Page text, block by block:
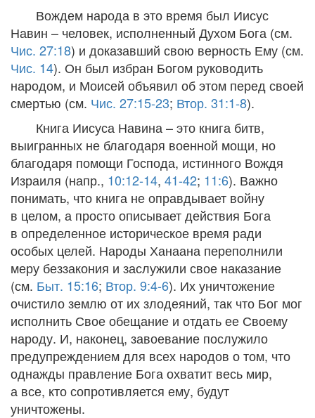
Вождем народа в это время был Иисус
Навин – человек, исполненный Духом Бога (см.
Чис. 27:18) и доказавший свою верность Ему (см.
Чис. 14). Он был избран Богом руководить
народом, и Моисей объявил об этом перед своей
смертью (см. Чис. 27:15-23; Втор. 31:1-8).
Книга Иисуса Навина – это книга битв,
выигранных не благодаря военной мощи, но
благодаря помощи Господа, истинного Вождя
Израиля (напр., 10:12-14, 41-42; 11:6). Важно
понимать, что книга не оправдывает войну
в целом, а просто описывает действия Бога
в определенное историческое время ради
особых целей. Народы Ханаана переполнили
меру беззакония и заслужили свое наказание
(см. Быт. 15:16; Втор. 9:4-6). Их уничтожение
очистило землю от их злодеяний, так что Бог мог
исполнить Свое обещание и отдать ее Своему
народу. И, наконец, завоевание послужило
предупреждением для всех народов о том, что
однажды правление Бога охватит весь мир,
а все, кто сопротивляется ему, будут
уничтожены.